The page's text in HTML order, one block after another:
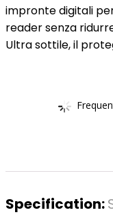
impronte digitali
reader senza
Ultra sottile, il
Specification: